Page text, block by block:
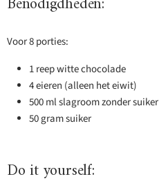
Voor 8 porties:
1 reep witte chocolade
4 eieren (alleen het eiwit)
500 ml slagroom zonder suiker
50 gram suiker
Do it yourself: